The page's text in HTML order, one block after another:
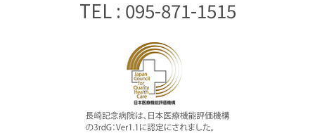
TEL : 095-871-1515